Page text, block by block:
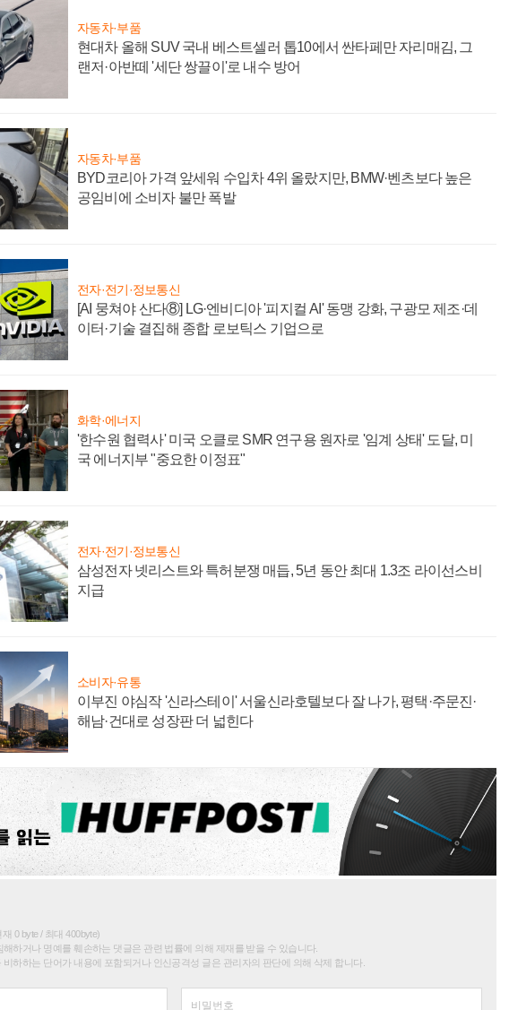
자동차·부품
현대차 올해 SUV 국내 베스트셀러 톱10에서 싼타페만 자리매김, 그
랜저·아반떼 '세단 쌍끌이'로 내수 방어
자동차·부품
BYD코리아 가격 앞세워 수입차 4위 올랐지만, BMW·벤츠보다 높은
공임비에 소비자 불만 폭발
전자·전기·정보통신
[AI 뭉쳐야 산다⑧] LG·엔비디아 '피지컬 AI' 동맹 강화, 구광모 제조·데
이터·기술 결집해 종합 로보틱스 기업으로
화학·에너지
'한수원 협력사' 미국 오클로 SMR 연구용 원자로 '임계 상태' 도달, 미
국 에너지부 "중요한 이정표"
전자·전기·정보통신
삼성전자 넷리스트와 특허분쟁 매듭, 5년 동안 최대 1.3조 라이선스비
지급
소비자·유통
이부진 야심작 '신라스테이' 서울신라호텔보다 잘 나가, 평택·주문진·
해남·건대로 성장판 더 넓힌다
0 byte / 최대 400byte)
하거나 명예를 훼손하는 댓글은 관련 법률에 의해 제재를 받을 수 있습니다.
하하는 단어가 내용에 포함되거나 인신공격성 글은 관리자의 판단에 의해 삭제 합니다.